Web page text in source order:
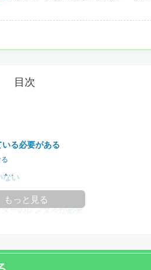
目次
る必要がある
ない
ーのレンタルが必要
もっと見る